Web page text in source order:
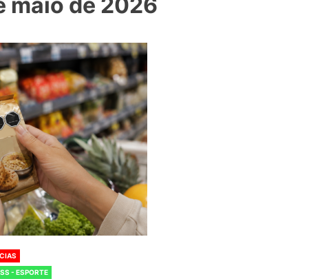
- ESPORTE